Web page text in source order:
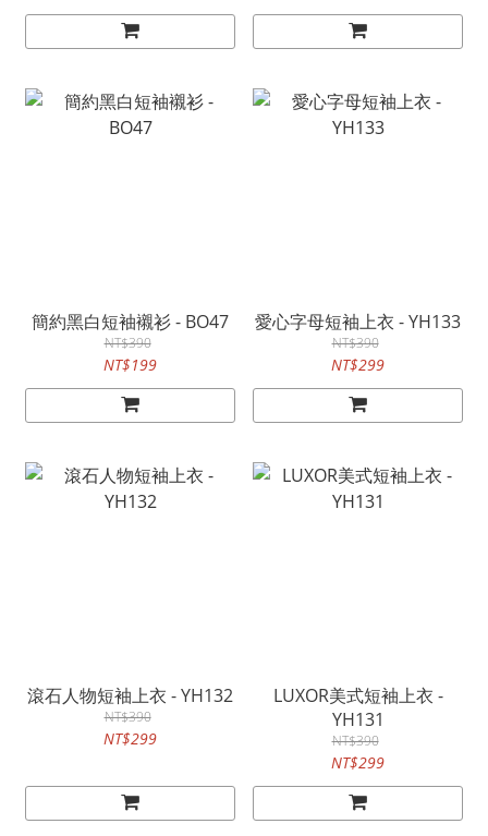
簡約黑白短袖襯衫 - BO47
NT$390
NT$199
愛心字母短袖上衣 - YH133
NT$390
NT$299
滾石人物短袖上衣 - YH132
NT$390
NT$299
LUXOR美式短袖上衣 -
YH131
NT$390
NT$299